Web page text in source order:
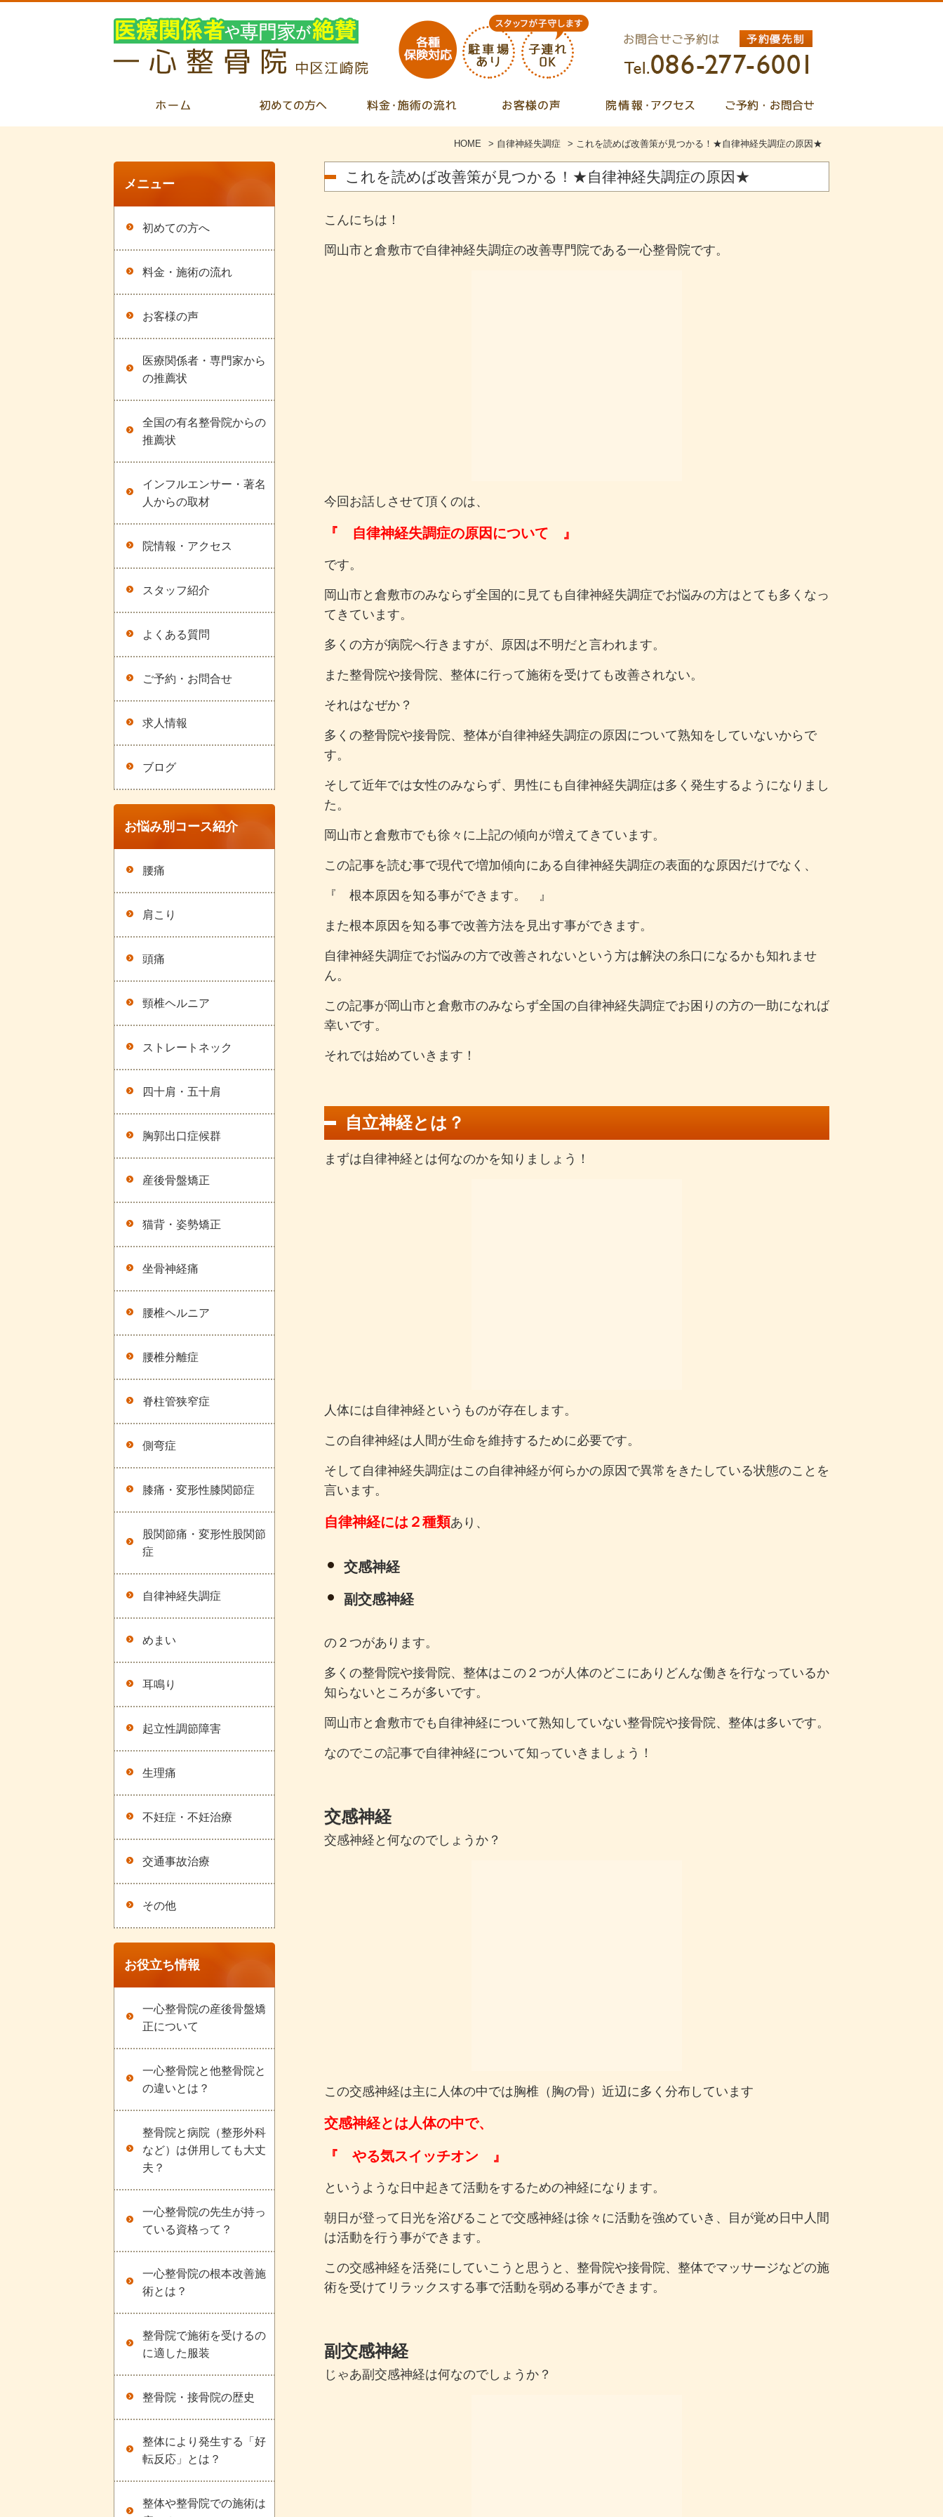
HOME > 自律神経失調症 > これを読めば改善策が見つかる！★自律神経失調症の原因★
これを読めば改善策が見つかる！★自律神経失調症の原因★
こんにちは！
岡山市と倉敷市で自律神経失調症の改善専門院である一心整骨院です。
今回お話しさせて頂くのは、
『 自律神経失調症の原因について 』
です。
岡山市と倉敷市のみならず全国的に見ても自律神経失調症でお悩みの方はとても多くなっ
てきています。
多くの方が病院へ行きますが、原因は不明だと言われます。
また整骨院や接骨院、整体に行って施術を受けても改善されない。
それはなぜか？
多くの整骨院や接骨院、整体が自律神経失調症の原因について熟知をしていないからで
す。
そして近年では女性のみならず、男性にも自律神経失調症は多く発生するようになりまし
た。
岡山市と倉敷市でも徐々に上記の傾向が増えてきています。
この記事を読む事で現代で増加傾向にある自律神経失調症の表面的な原因だけでなく、
『 根本原因を知る事ができます。 』
また根本原因を知る事で改善方法を見出す事ができます。
自律神経失調症でお悩みの方で改善されないという方は解決の糸口になるかも知れませ
ん。
この記事が岡山市と倉敷市のみならず全国の自律神経失調症でお困りの方の一助になれば
幸いです。
それでは始めていきます！
自立神経とは？
まずは自律神経とは何なのかを知りましょう！
人体には自律神経というものが存在します。
この自律神経は人間が生命を維持するために必要です。
そして自律神経失調症はこの自律神経が何らかの原因で異常をきたしている状態のことを
言います。
自律神経には２種類あり、
交感神経
副交感神経
の２つがあります。
多くの整骨院や接骨院、整体はこの２つが人体のどこにありどんな働きを行なっているか
知らないところが多いです。
岡山市と倉敷市でも自律神経について熟知していない整骨院や接骨院、整体は多いです。
なのでこの記事で自律神経について知っていきましょう！
交感神経
交感神経と何なのでしょうか？
この交感神経は主に人体の中では胸椎（胸の骨）近辺に多く分布しています
交感神経とは人体の中で、
『 やる気スイッチオン 』
というような日中起きて活動をするための神経になります。
朝日が登って日光を浴びることで交感神経は徐々に活動を強めていき、目が覚め日中人間
は活動を行う事ができます。
この交感神経を活発にしていこうと思うと、整骨院や接骨院、整体でマッサージなどの施
術を受けてリラックスする事で活動を弱める事ができます。
副交感神経
じゃあ副交感神経は何なのでしょうか？
メニュー
初めての方へ
料金・施術の流れ
お客様の声
医療関係者・専門家から
の推薦状
全国の有名整骨院からの
推薦状
インフルエンサー・著名
人からの取材
院情報・アクセス
スタッフ紹介
よくある質問
ご予約・お問合せ
求人情報
ブログ
お悩み別コース紹介
腰痛
肩こり
頭痛
頸椎ヘルニア
ストレートネック
四十肩・五十肩
胸郭出口症候群
産後骨盤矯正
猫背・姿勢矯正
坐骨神経痛
腰椎ヘルニア
腰椎分離症
脊柱管狭窄症
側弯症
膝痛・変形性膝関節症
股関節痛・変形性股関節
症
自律神経失調症
めまい
耳鳴り
起立性調節障害
生理痛
不妊症・不妊治療
交通事故治療
その他
お役立ち情報
一心整骨院の産後骨盤矯
正について
一心整骨院と他整骨院と
の違いとは？
整骨院と病院（整形外科
など）は併用しても大丈
夫？
一心整骨院の先生が持っ
ている資格って？
一心整骨院の根本改善施
術とは？
整骨院で施術を受けるの
に適した服装
整骨院・接骨院の歴史
整体により発生する「好
転反応」とは？
整体や整骨院での施術は